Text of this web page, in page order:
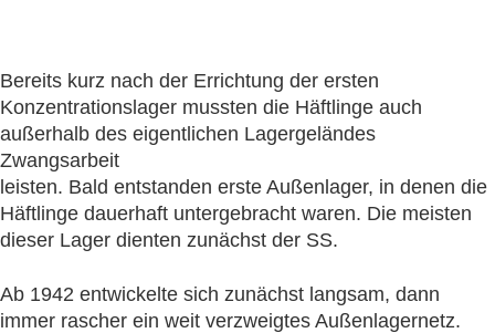
Bereits kurz nach der Errichtung der ersten
Konzentrationslager mussten die Häftlinge auch
außerhalb des eigentlichen Lagergeländes
Zwangsarbeit
leisten. Bald entstanden erste Außenlager, in denen die
Häftlinge dauerhaft untergebracht waren. Die meisten
dieser Lager dienten zunächst der SS.
Ab 1942 entwickelte sich zunächst langsam, dann
immer rascher ein weit verzweigtes Außenlagernetz.